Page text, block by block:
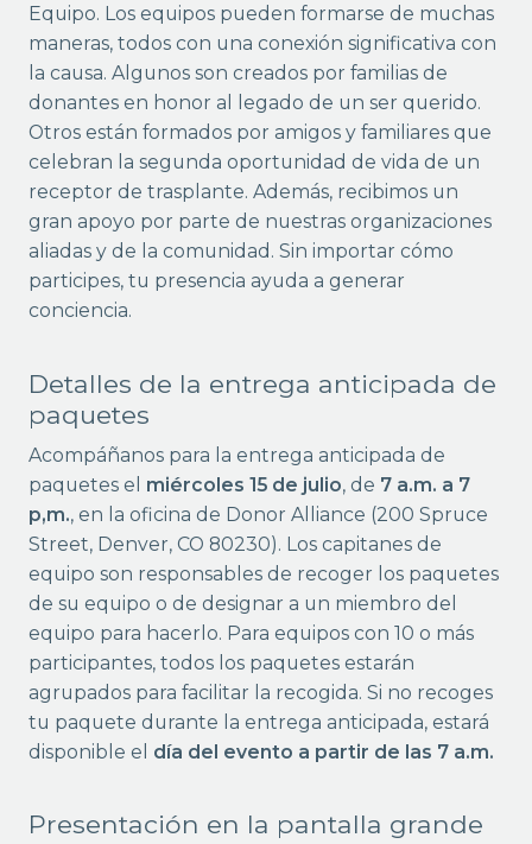
Equipo. Los equipos pueden formarse de muchas
maneras, todos con una conexión significativa con
la causa. Algunos son creados por familias de
donantes en honor al legado de un ser querido.
Otros están formados por amigos y familiares que
celebran la segunda oportunidad de vida de un
receptor de trasplante. Además, recibimos un
gran apoyo por parte de nuestras organizaciones
aliadas y de la comunidad. Sin importar cómo
participes, tu presencia ayuda a generar
conciencia.
Detalles de la entrega anticipada de
paquetes
Acompáñanos para la entrega anticipada de
paquetes el miércoles 15 de julio, de 7 a.m. a 7
p,m., en la oficina de Donor Alliance (200 Spruce
Street, Denver, CO 80230). Los capitanes de
equipo son responsables de recoger los paquetes
de su equipo o de designar a un miembro del
equipo para hacerlo. Para equipos con 10 o más
participantes, todos los paquetes estarán
agrupados para facilitar la recogida. Si no recoges
tu paquete durante la entrega anticipada, estará
disponible el día del evento a partir de las 7 a.m.
Presentación en la pantalla grande